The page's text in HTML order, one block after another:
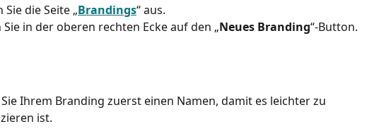
Sie die Seite „Brandings“ aus.
Sie in der oberen rechten Ecke auf den „Neues Branding“-Button.
Ihrem Branding zuerst einen Namen, damit es leichter zu
ist.